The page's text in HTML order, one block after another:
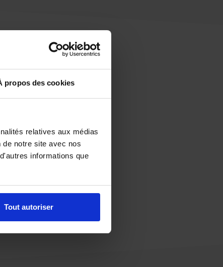
propos des cookies
relatives aux médias
notre site avec nos
informations que
Tout autoriser